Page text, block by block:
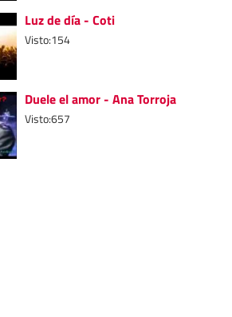
Luz de día - Coti
Visto:154
Duele el amor - Ana Torroja
Visto:657